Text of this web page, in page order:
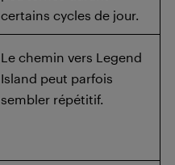
certains cycles de jour.
Le chemin vers Legend
Island peut parfois
sembler répétitif.